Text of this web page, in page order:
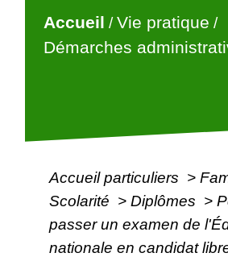
Accueil /Vie pratique /
Démarches
Accueil particuliers >
Scolarité > Diplômes >
passer un examen de
nationale en candidat